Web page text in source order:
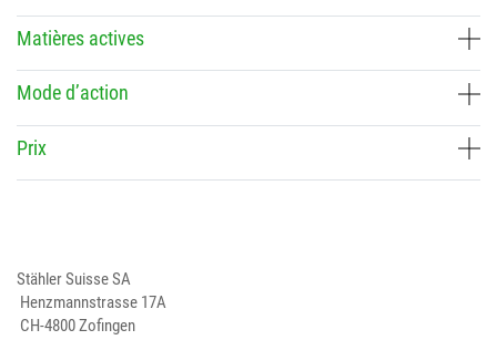
Matières actives
Mode d’action
Prix
Stähler Suisse SA
Henzmannstrasse 17A
CH-4800 Zofingen